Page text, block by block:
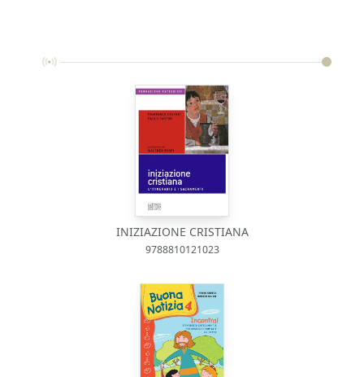
INIZIAZIONE CRISTIANA
9788810121023